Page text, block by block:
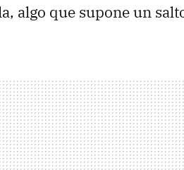
algo que supone un